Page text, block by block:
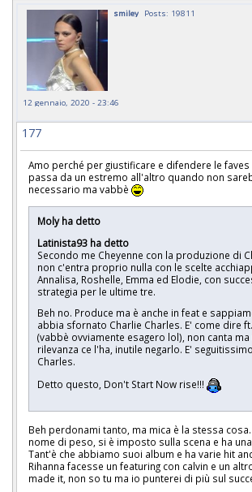
smiley Posts: 19811
12 gennaio, 2020 - 23:46
177
Amo perché per giustificare e difendere le faves
passa da un estremo all'altro quando non
necessario ma vabbè
Moly ha detto
Latinista93 ha detto
Secondo me Cheyenne con la produzione di
non c'entra proprio nulla con le scelte
Annalisa, Roshelle, Emma ed Elodie, con
strategia per le ultime tre.
Beh no. Produce ma è anche in feat e
abbia sfornato Charlie Charles. E' come dire
(vabbè ovviamente esagero lol), non canta ma
rilevanza ce l'ha, inutile negarlo. E'
Charles.
Detto questo, Don't Start Now rise!!!
Beh perdonami tanto, ma mica è la stessa
nome di peso, si è imposto sulla scena e ha
Tant'è che abbiamo suoi album e ha varie hit
Rihanna facesse un featuring con calvin e un
made it, non so tu ma io punterei di più sul